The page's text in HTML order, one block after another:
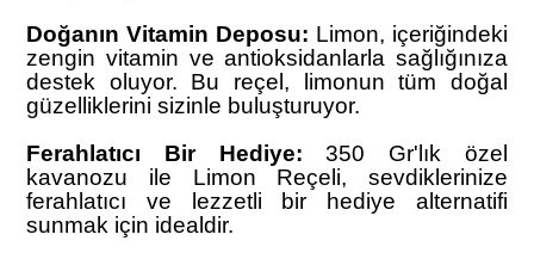
Doğanın Vitamin Deposu: Limon, içeriğindeki
zengin vitamin ve antioksidanlarla sağlığınıza
destek oluyor. Bu reçel, limonun tüm doğal
güzelliklerini sizinle buluşturuyor.
Ferahlatıcı Bir Hediye: 350 Gr'lık özel
kavanozu ile Limon Reçeli, sevdiklerinize
ferahlatıcı ve lezzetli bir hediye alternatifi
sunmak için idealdir.